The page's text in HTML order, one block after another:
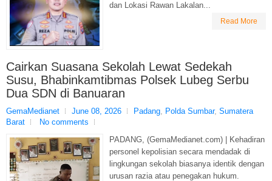
dan Lokasi Rawan Lakalan...
Read More
Cairkan Suasana Sekolah Lewat Sedekah
Susu, Bhabinkamtibmas Polsek Lubeg Serbu
Dua SDN di Banuaran
GemaMedianet June 08, 2026 Padang Polda Sumbar, Sumatera
Barat
No comments
PADANG, (GemaMedianet.com) | Kehadiran
personel kepolisian secara mendadak di
lingkungan sekolah biasanya identik dengan
urusan razia atau penegakan hukum.